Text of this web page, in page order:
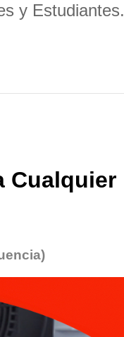
y Estudiantes.
Cualquier